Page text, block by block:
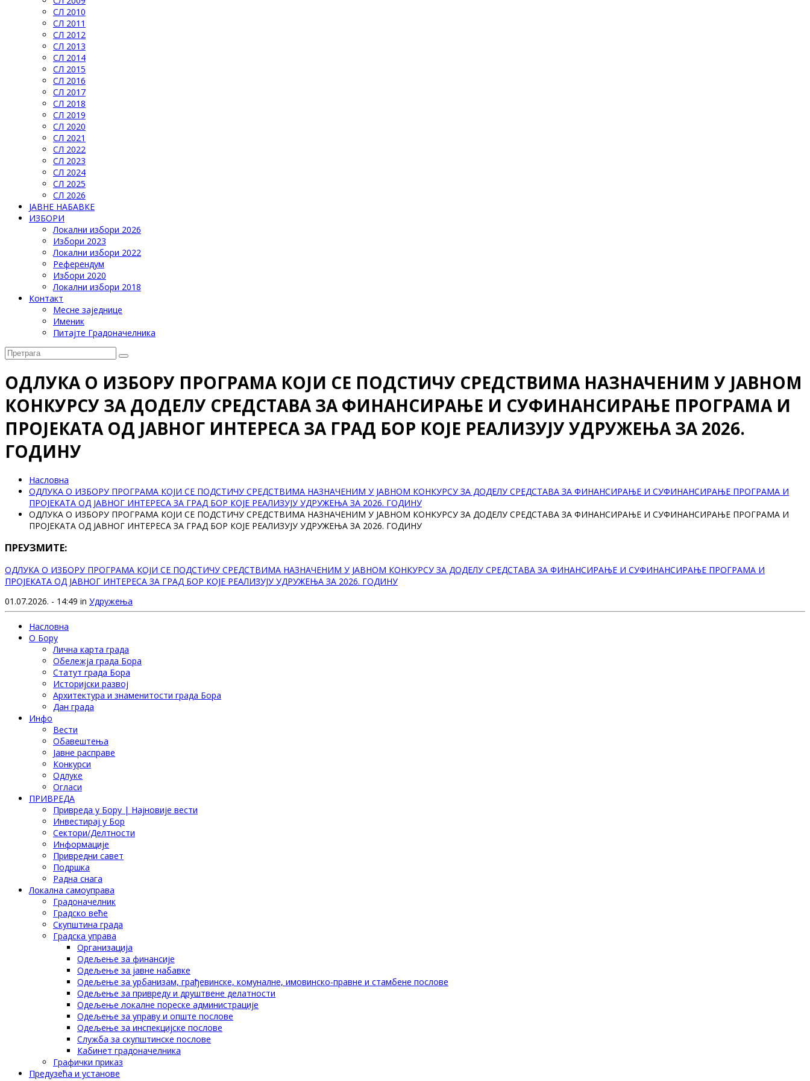
СЛ 2010
СЛ 2011
СЛ 2012
СЛ 2013
СЛ 2014
СЛ 2015
СЛ 2016
СЛ 2017
СЛ 2018
СЛ 2019
СЛ 2020
СЛ 2021
СЛ 2022
СЛ 2023
СЛ 2024
СЛ 2025
СЛ 2026
ЈАВНЕ НАБАВКЕ
ИЗБОРИ
Локални избори 2026
Избори 2023
Локални избори 2022
Референдум
Избори 2020
Локални избори 2018
Контакт
Месне заједнице
Именик
Питајте Градоначелника
ОДЛУКА О ИЗБОРУ ПРОГРАМА КОЈИ СЕ ПОДСТИЧУ СРЕДСТВИМА НАЗНАЧЕНИМ У ЈАВНОМ
КОНКУРСУ ЗА ДОДЕЛУ СРЕДСТАВА ЗА ФИНАНСИРАЊЕ И СУФИНАНСИРАЊЕ ПРОГРАМА И
ПРОЈЕКАТА ОД ЈАВНОГ ИНТЕРЕСА ЗА ГРАД БОР КОЈЕ РЕАЛИЗУЈУ УДРУЖЕЊА ЗА 2026.
ГОДИНУ
Насловна
ОДЛУКА О ИЗБОРУ ПРОГРАМА КОЈИ СЕ ПОДСТИЧУ СРЕДСТВИМА НАЗНАЧЕНИМ У ЈАВНОМ КОНКУРСУ ЗА ДОДЕЛУ СРЕДСТАВА ЗА ФИНАНСИРАЊЕ И СУФИНАНСИРАЊЕ ПРОГРАМА И
ПРОЈЕКАТА ОД ЈАВНОГ ИНТЕРЕСА ЗА ГРАД БОР КОЈЕ РЕАЛИЗУЈУ УДРУЖЕЊА ЗА 2026. ГОДИНУ
ОДЛУКА О ИЗБОРУ ПРОГРАМА КОЈИ СЕ ПОДСТИЧУ СРЕДСТВИМА НАЗНАЧЕНИМ У ЈАВНОМ КОНКУРСУ ЗА ДОДЕЛУ СРЕДСТАВА ЗА ФИНАНСИРАЊЕ И СУФИНАНСИРАЊЕ ПРОГРАМА И
ПРОЈЕКАТА ОД ЈАВНОГ ИНТЕРЕСА ЗА ГРАД БОР КОЈЕ РЕАЛИЗУЈУ УДРУЖЕЊА ЗА 2026. ГОДИНУ
ПРЕУЗМИТЕ:
ОДЛУКА О ИЗБОРУ ПРОГРАМА КОЈИ СЕ ПОДСТИЧУ СРЕДСТВИМА НАЗНАЧЕНИМ У ЈАВНОМ КОНКУРСУ ЗА ДОДЕЛУ СРЕДСТАВА ЗА ФИНАНСИРАЊЕ И СУФИНАНСИРАЊЕ ПРОГРАМА И
ПРОЈЕКАТА ОД ЈАВНОГ ИНТЕРЕСА ЗА ГРАД БОР КОЈЕ РЕАЛИЗУЈУ УДРУЖЕЊА ЗА 2026. ГОДИНУ
01.07.2026. - 14:49 in Удружења
Насловна
О Бору
Лична карта града
Обележја града Бора
Статут града Бора
Историјски развој
Архитектура и знаменитости града Бора
Дан града
Инфо
Вести
Обавештења
Јавне расправе
Конкурси
Одлуке
Огласи
ПРИВРЕДА
Привреда у Бору | Најновије вести
Инвестирај у Бор
Сектори/Делтности
Информације
Привредни савет
Подршка
Радна снага
Локална самоуправа
Градоначелник
Градско веће
Скупштина града
Градска управа
Организација
Одељење за финансије
Одељење за јавне набавке
Одељење за урбанизам, грађевинске, комуналне, имовинско-правне и стамбене послове
Одељење за привреду и друштвене делатности
Одељење локалне пореске администрације
Одељење за управу и опште послове
Одељење за инспекцијске послове
Служба за скупштинске послове
Кабинет градоначелника
Графички приказ
Предузећа и установе